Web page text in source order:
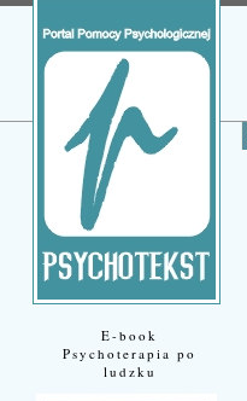
E-book
Psychoterapia po
ludzku